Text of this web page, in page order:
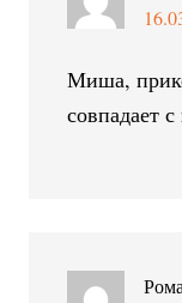
Миша,
совпадает
Рома